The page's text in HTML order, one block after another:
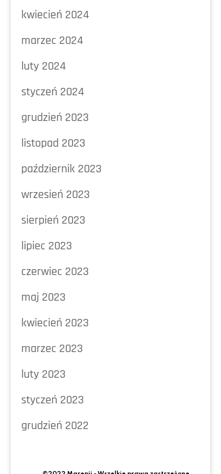
kwiecień 2024
marzec 2024
luty 2024
styczeń 2024
grudzień 2023
listopad 2023
październik 2023
wrzesień 2023
sierpień 2023
lipiec 2023
czerwiec 2023
maj 2023
kwiecień 2023
marzec 2023
luty 2023
styczeń 2023
grudzień 2022